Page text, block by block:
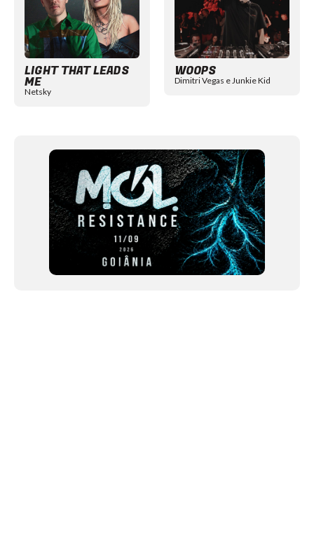
LIGHT THAT LEADS
ME
Netsky
WOOPS
Dimitri Vegas e Junkie Kid